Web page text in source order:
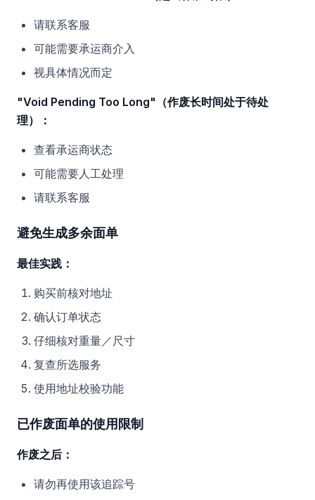
请联系客服
可能需要承运商介入
视具体情况而定
"Void Pending Too Long"（作废长时间处于待处
理）：
查看承运商状态
可能需要人工处理
请联系客服
避免生成多余面单
最佳实践：
购买前核对地址
确认订单状态
仔细核对重量／尺寸
复查所选服务
使用地址校验功能
已作废面单的使用限制
作废之后：
请勿再使用该追踪号